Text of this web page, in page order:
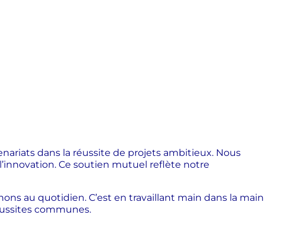
dans la réussite de projets ambitieux. Nous
Ce soutien mutuel reflète notre
au quotidien. C’est en travaillant main dans la main
communes.